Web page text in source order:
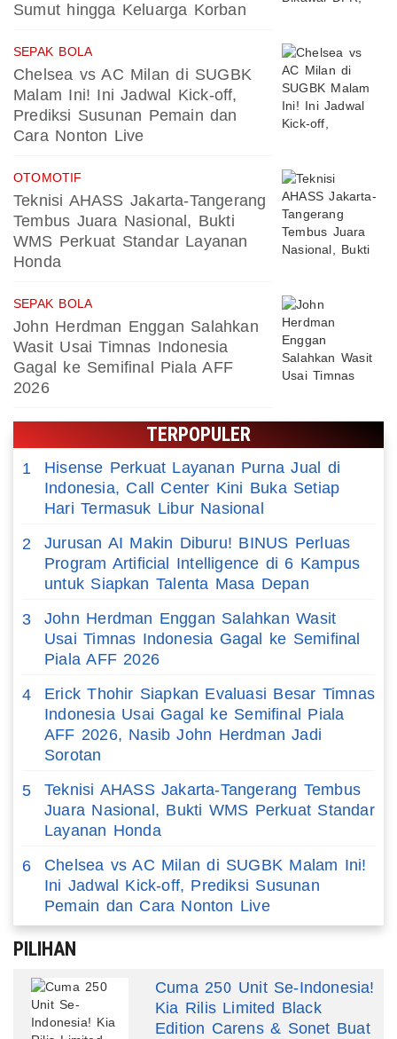
Sumut hingga Keluarga Korban
SEPAK BOLA
Chelsea vs AC Milan di SUGBK
Malam Ini! Ini Jadwal Kick-off,
Prediksi Susunan Pemain dan
Cara Nonton Live
OTOMOTIF
Teknisi AHASS Jakarta-Tangerang
Tembus Juara Nasional, Bukti
WMS Perkuat Standar Layanan
Honda
SEPAK BOLA
John Herdman Enggan Salahkan
Wasit Usai Timnas Indonesia
Gagal ke Semifinal Piala AFF
2026
TERPOPULER
1
Hisense Perkuat Layanan Purna Jual di
Indonesia, Call Center Kini Buka Setiap
Hari Termasuk Libur Nasional
2
Jurusan AI Makin Diburu! BINUS Perluas
Program Artificial Intelligence di 6 Kampus
untuk Siapkan Talenta Masa Depan
3
John Herdman Enggan Salahkan Wasit
Usai Timnas Indonesia Gagal ke Semifinal
Piala AFF 2026
4
Erick Thohir Siapkan Evaluasi Besar Timnas
Indonesia Usai Gagal ke Semifinal Piala
AFF 2026, Nasib John Herdman Jadi
Sorotan
5
Teknisi AHASS Jakarta-Tangerang Tembus
Juara Nasional, Bukti WMS Perkuat Standar
Layanan Honda
6
Chelsea vs AC Milan di SUGBK Malam Ini!
Ini Jadwal Kick-off, Prediksi Susunan
Pemain dan Cara Nonton Live
PILIHAN
Cuma 250 Unit Se-Indonesia!
Kia Rilis Limited Black
Edition Carens & Sonet Buat